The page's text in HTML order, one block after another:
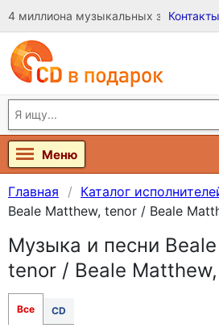
4 миллиона музыкальных записей на
Контакты
Меню
Главная Каталог
Beale Matthew, tenor / Beale
Музыка и песни
tenor / Beale
Все CD